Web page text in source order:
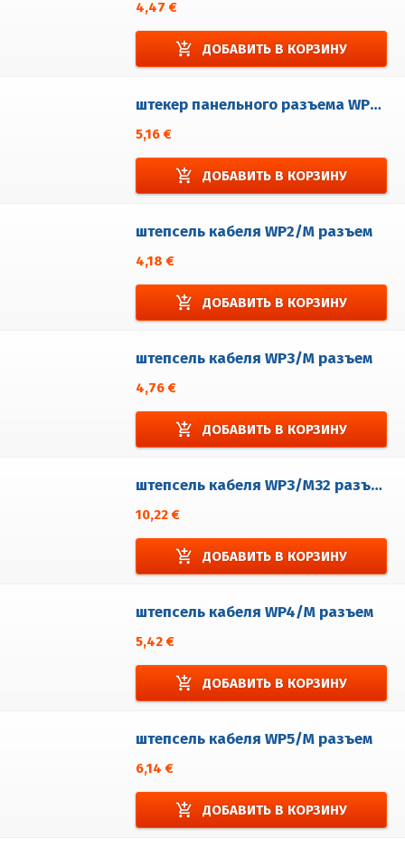
4,47 €
add_shopping_cart ДОБАВИТЬ В КОРЗИНУ
штекер панельного разъема WP5/EM
5,16 €
add_shopping_cart ДОБАВИТЬ В КОРЗИНУ
штепсель кабеля WP2/M разъем
4,18 €
add_shopping_cart ДОБАВИТЬ В КОРЗИНУ
штепсель кабеля WP3/M разъем
4,76 €
add_shopping_cart ДОБАВИТЬ В КОРЗИНУ
штепсель кабеля WP3/M32 разъем
10,22 €
add_shopping_cart ДОБАВИТЬ В КОРЗИНУ
штепсель кабеля WP4/M разъем
5,42 €
add_shopping_cart ДОБАВИТЬ В КОРЗИНУ
штепсель кабеля WP5/M разъем
6,14 €
add_shopping_cart ДОБАВИТЬ В КОРЗИНУ